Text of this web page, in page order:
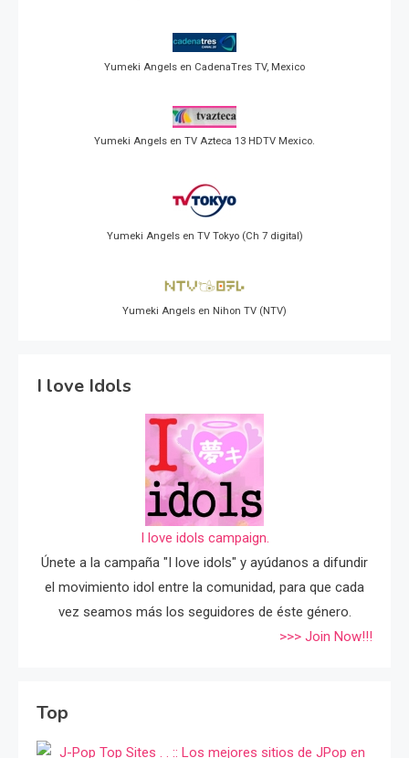
Yumeki Angels en CadenaTres TV, Mexico
Yumeki Angels en TV Azteca 13 HDTV Mexico.
Yumeki Angels en TV Tokyo (Ch 7 digital)
Yumeki Angels en Nihon TV (NTV)
I love Idols
I love idols campaign.
Únete a la campaña "I love idols" y ayúdanos a difundir
el movimiento idol entre la comunidad, para que cada
vez seamos más los seguidores de éste género.
>>> Join Now!!!
Top